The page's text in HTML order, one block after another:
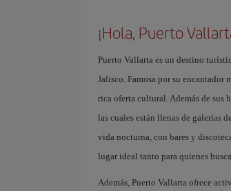
¡Hola, Puerto
Puerto Vallarta es un destino
Jalisco. Famosa por su
rica oferta cultural. Además de sus
las cuales están llenas de galerías
vida nocturna, con bares y
lugar ideal tanto para quienes
Además, Puerto Vallarta ofrece